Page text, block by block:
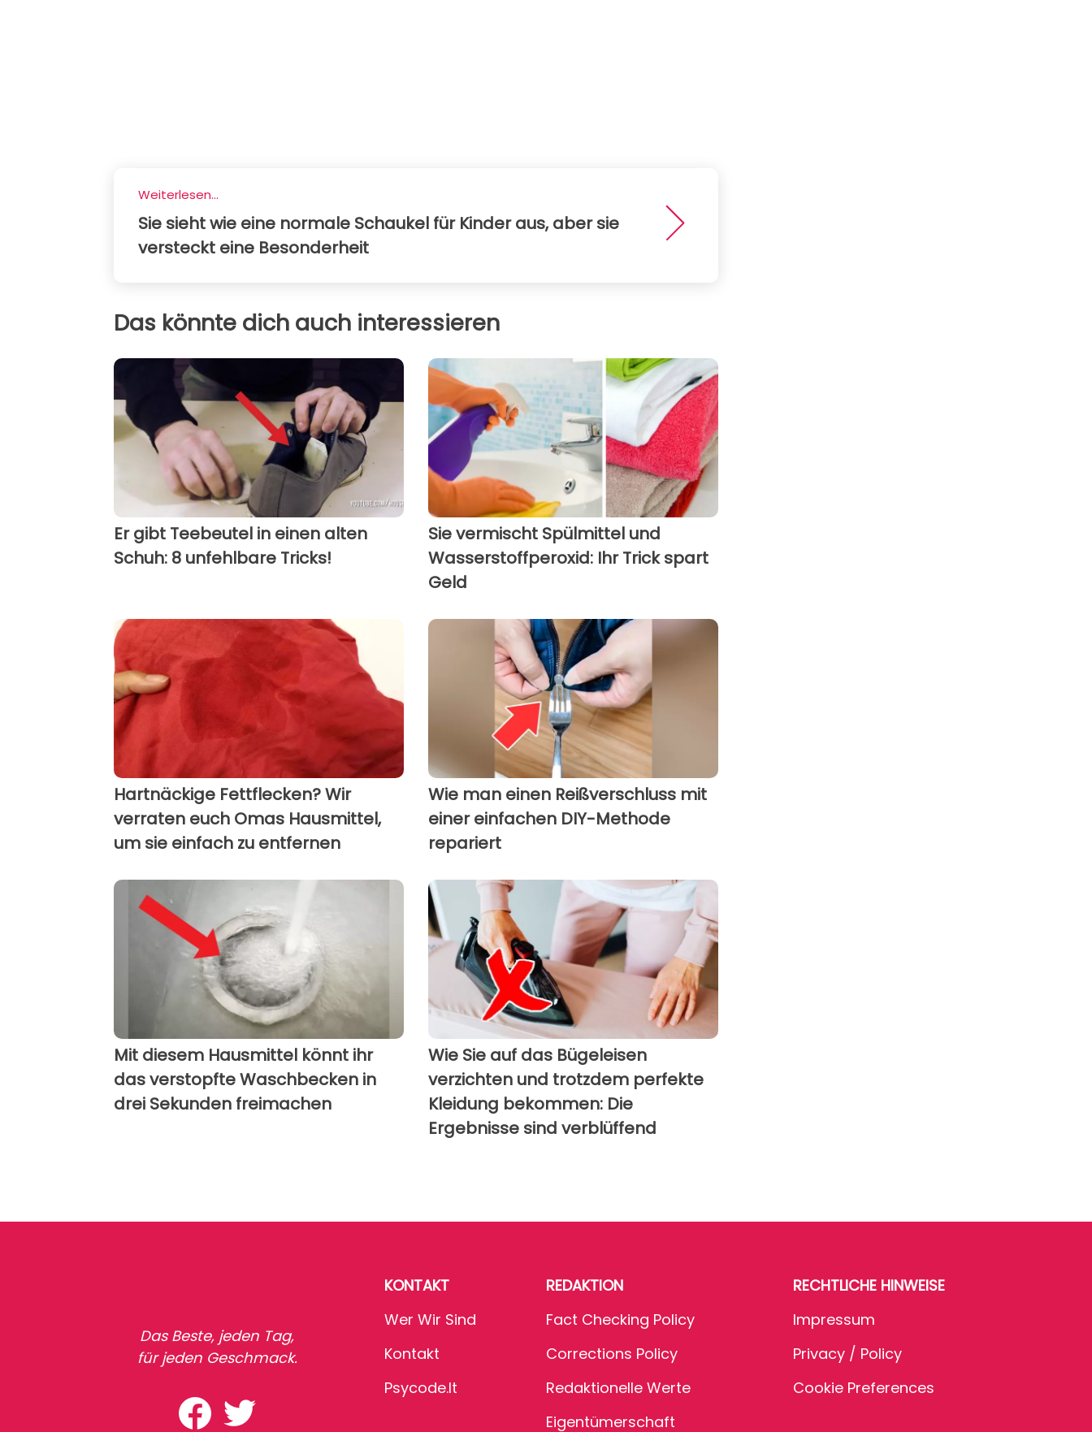
Weiterlesen...
Sie sieht wie eine normale Schaukel für Kinder aus, aber sie
versteckt eine Besonderheit
Das könnte dich auch interessieren
Er gibt Teebeutel in einen alten
Schuh: 8 unfehlbare Tricks!
Sie vermischt Spülmittel und
Wasserstoffperoxid: Ihr Trick spart
Geld
Hartnäckige Fettflecken? Wir
verraten euch Omas Hausmittel,
um sie einfach zu entfernen
Wie man einen Reißverschluss mit
einer einfachen DIY-Methode
repariert
Mit diesem Hausmittel könnt ihr
das verstopfte Waschbecken in
drei Sekunden freimachen
Wie Sie auf das Bügeleisen
verzichten und trotzdem perfekte
Kleidung bekommen: Die
Ergebnisse sind verblüffend
Das Beste, jeden Tag,
für jeden Geschmack.
KONTAKT
Wer Wir Sind
Kontakt
Psycode.it
REDAKTION
Fact Checking Policy
Corrections Policy
Redaktionelle Werte
Eigentümerschaft
RECHTLICHE HINWEISE
Impressum
Privacy / Policy
Cookie Preferences